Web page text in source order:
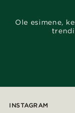
Ole esimene,
INSTAGRAM